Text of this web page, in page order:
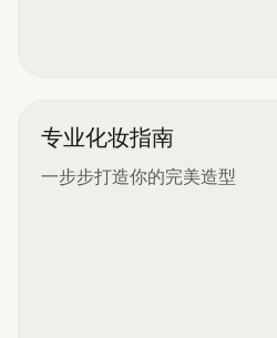
专业化妆指南
一步步打造你的完美造型